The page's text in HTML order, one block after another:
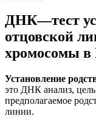
ДНК—тест
отцовской
хромосомы в
Установление
это ДНК анализ, цель
предполагаемое
линии.